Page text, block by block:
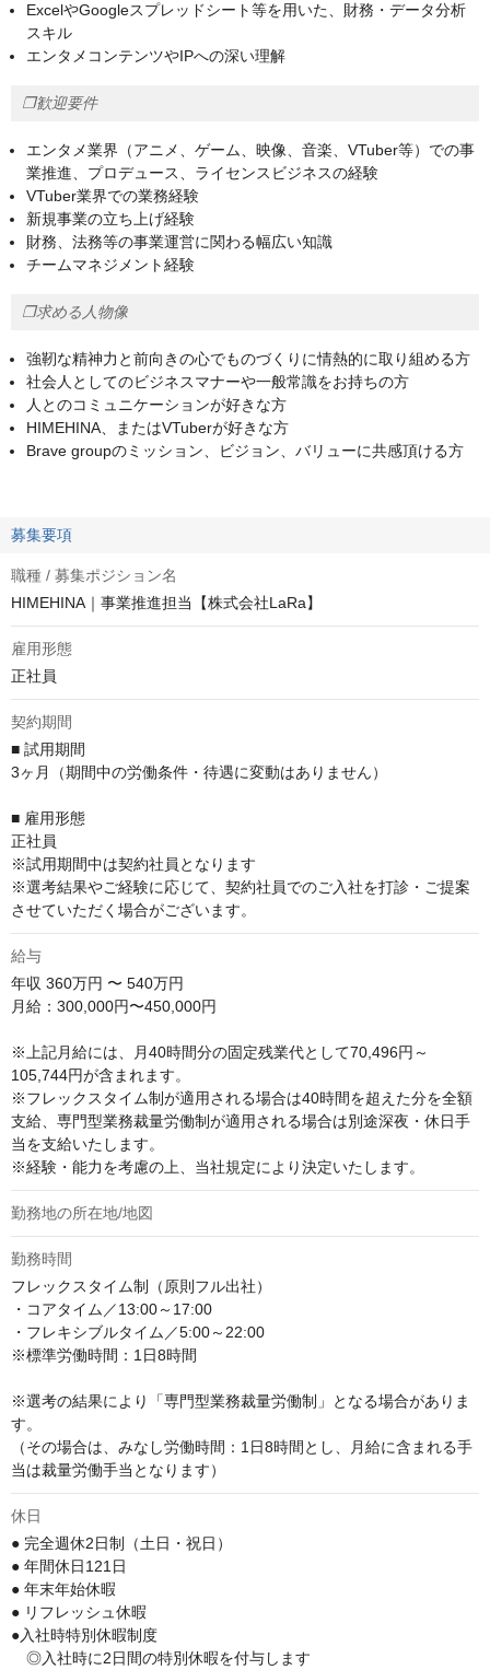
ExcelやGoogleスプレッドシート等を用いた、財務・データ分析
スキル
エンタメコンテンツやIPへの深い理解
❐歓迎要件
エンタメ業界（アニメ、ゲーム、映像、音楽、VTuber等）での事
業推進、プロデュース、ライセンスビジネスの経験
VTuber業界での業務経験
新規事業の立ち上げ経験
財務、法務等の事業運営に関わる幅広い知識
チームマネジメント経験
❐求める人物像
強靭な精神力と前向きの心でものづくりに情熱的に取り組める方
社会人としてのビジネスマナーや一般常識をお持ちの方
人とのコミュニケーションが好きな方
HIMEHINA、またはVTuberが好きな方
Brave groupのミッション、ビジョン、バリューに共感頂ける方
募集要項
職種 / 募集ポジション名
HIMEHINA｜事業推進担当【株式会社LaRa】
雇用形態
正社員
契約期間
■ 試用期間
3ヶ月（期間中の労働条件・待遇に変動はありません）
■ 雇用形態
正社員
※試用期間中は契約社員となります
※選考結果やご経験に応じて、契約社員でのご入社を打診・ご提案
させていただく場合がございます。
給与
年収 360万円 〜 540万円
月給：300,000円〜450,000円
※上記月給には、月40時間分の固定残業代として70,496円～
105,744円が含まれます。
※フレックスタイム制が適用される場合は40時間を超えた分を全額
支給、専門型業務裁量労働制が適用される場合は別途深夜・休日手
当を支給いたします。
※経験・能力を考慮の上、当社規定により決定いたします。
勤務地の所在地/地図
勤務時間
フレックスタイム制（原則フル出社）
・コアタイム／13:00～17:00
・フレキシブルタイム／5:00～22:00
※標準労働時間：1日8時間
※選考の結果により「専門型業務裁量労働制」となる場合がありま
す。
（その場合は、みなし労働時間：1日8時間とし、月給に含まれる手
当は裁量労働手当となります）
休日
● 完全週休2日制（土日・祝日）
● 年間休日121日
● 年末年始休暇
● リフレッシュ休暇
●入社時特別休暇制度
◎入社時に2日間の特別休暇を付与します